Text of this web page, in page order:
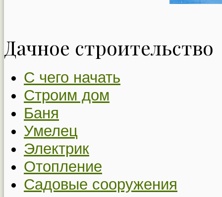
Дачное строительство
С чего начать
Строим дом
Баня
Умелец
Электрик
Отопление
Садовые сооружения